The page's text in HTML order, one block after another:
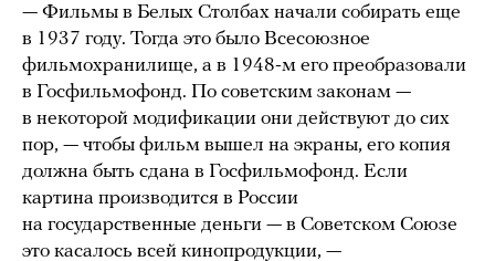
— Фильмы в Белых Столбах начали собирать еще
в 1937 году. Тогда это было Всесоюзное
фильмохранилище, а в 1948-м его преобразовали
в Госфильмофонд. По советским законам —
в некоторой модификации они действуют до сих
пор, — чтобы фильм вышел на экраны, его копия
должна быть сдана в Госфильмофонд. Если
картина производится в России
на государственные деньги — в Советском Союзе
это касалось всей кинопродукции, —